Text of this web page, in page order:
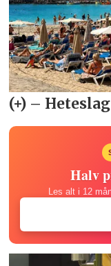
Halv
Les alt i 12